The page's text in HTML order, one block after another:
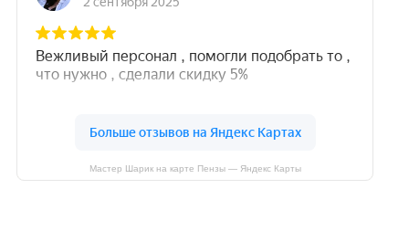
Мастер Шарик на карте Пензы — Яндекс Карты